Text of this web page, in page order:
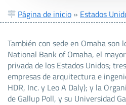
Página de inicio » Estados
También con sede en Omaha son
National Bank of Omaha, el
privada de los Estados Unidos;
empresas de arquitectura e
HDR, Inc. y Leo A Daly); y la
de Gallup Poll, y su Universidad